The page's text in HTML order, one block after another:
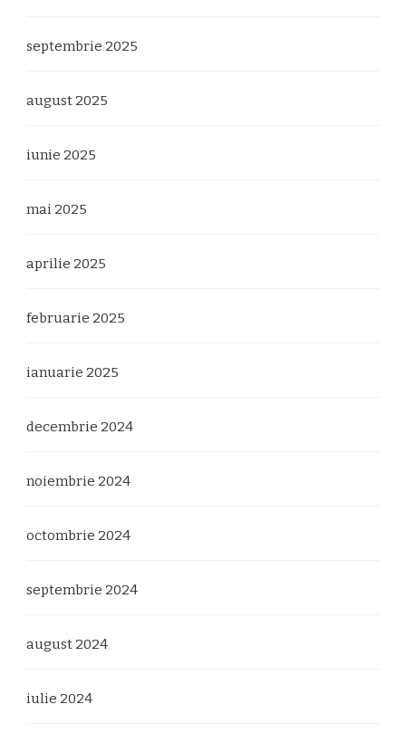
septembrie 2025
august 2025
iunie 2025
mai 2025
aprilie 2025
februarie 2025
ianuarie 2025
decembrie 2024
noiembrie 2024
octombrie 2024
septembrie 2024
august 2024
iulie 2024